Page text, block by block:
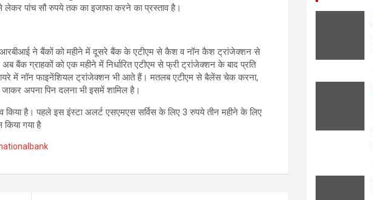
लेकर पांच सौ रुपये तक का इजाफा करने का प्रस्ताव है।
आरबीआई ने बैंकों को महीने में दूसरे बैंक के एटीएम से कैश व नॉन कैश ट्रांजेक्शन से
बैंक ग्राहकों को एक महीने में निर्धारित एटीएम से फ्री ट्रांजेक्शन के बाद प्रति
में नॉन फाइनेंशियल ट्रांजेक्शन भी आते हैं। मतलब एटीएम से बैलेंस चेक करना,
अपना पिन दलना भी इसमें शामिल है।
किया है। पहले इस इंस्टा अलर्ट एसएमएस सर्विस के लिए 3 रुपये तीन महीने के लिए
गया है